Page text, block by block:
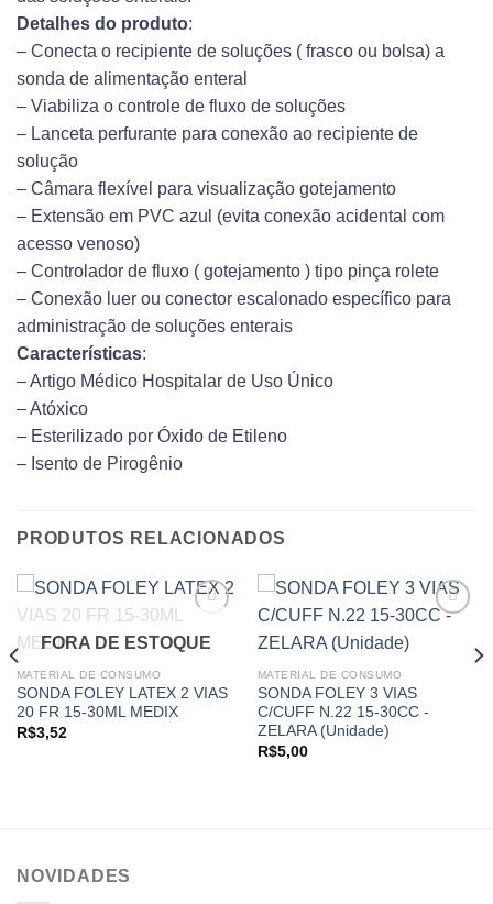
Detalhes do produto:
– Conecta o recipiente de soluções ( frasco ou bolsa) a
sonda de alimentação enteral
– Viabiliza o controle de fluxo de soluções
– Lanceta perfurante para conexão ao recipiente de
solução
– Câmara flexível para visualização gotejamento
– Extensão em PVC azul (evita conexão acidental com
acesso venoso)
– Controlador de fluxo ( gotejamento ) tipo pinça rolete
– Conexão luer ou conector escalonado específico para
administração de soluções enterais
Características:
– Artigo Médico Hospitalar de Uso Único
– Atóxico
– Esterilizado por Óxido de Etileno
– Isento de Pirogênio
PRODUTOS RELACIONADOS
wishlist
FORA DE ESTOQUE
MATERIAL DE CONSUMO
SONDA FOLEY LATEX 2 VIAS
20 FR 15-30ML MEDIX
R$3,52
MATERIAL DE CONSUMO
SONDA FOLEY 3 VIAS
C/CUFF N.22 15-30CC -
ZELARA (Unidade)
R$5,00
NOVIDADES